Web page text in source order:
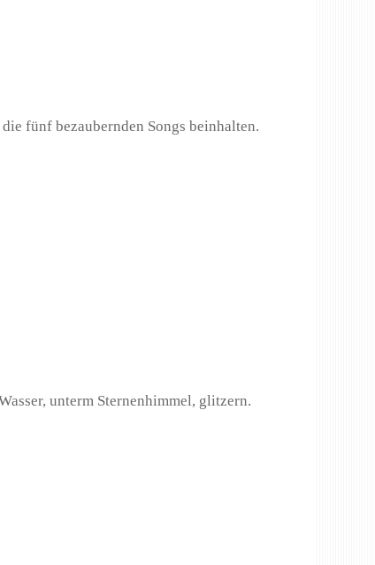
fünf bezaubernden Songs beinhalten.
unterm Sternenhimmel, glitzern.